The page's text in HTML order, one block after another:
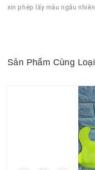
xin phép lấy màu ngẫu nhiên
Sản Phẩm Cùng Loại